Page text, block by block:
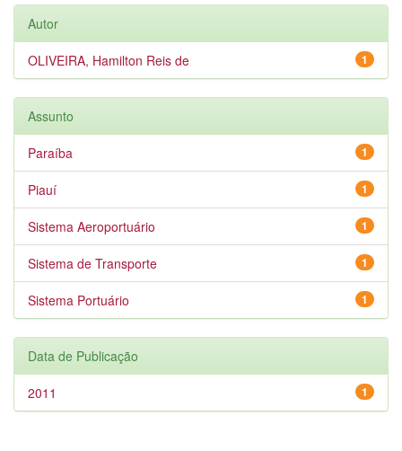
Autor
1
OLIVEIRA, Hamilton Reis de
Assunto
1
Paraíba
1
Piauí
1
Sistema Aeroportuário
1
Sistema de Transporte
1
Sistema Portuário
Data de Publicação
1
2011